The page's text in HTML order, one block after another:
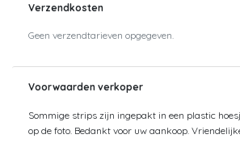
Verzendkosten
Geen verzendtarieven opgegeven.
Voorwaarden verkoper
Sommige strips zijn ingepakt in een plastic
op de foto. Bedankt voor uw aankoop.